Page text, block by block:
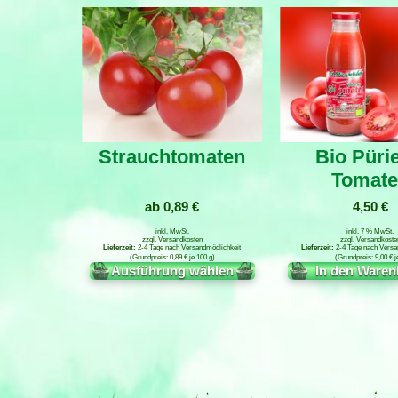
Strauchtomaten
ab 0,89€
0,89 €je 100 g
inkl. MwSt.
zzgl. Versandkosten
2-4 Tage nach Versandmöglichkeit
Ausführung wählen
Bio
4,50 €
9,00 €
inkl. 7 % MwSt.
zzgl.
2-4 Tage nach
In den